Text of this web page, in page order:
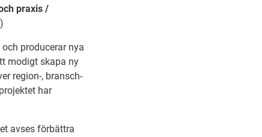
praxis /
producerar nya
modigt skapa ny
region-, bransch-
har
avses förbättra